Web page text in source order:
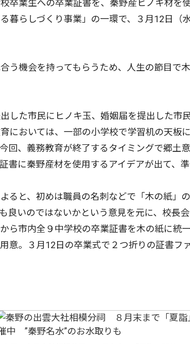
卒業生への卒業証書を、秦野産ヒノキ材を
暮らしづくり事業」の一環で、３月12日（
う機会を持ってもらうため、人生の節目で
した市民にヒノキ玉、婚姻届を提出した市
においては、一部の小学校で学習机の天板
回、義務教育が終了するタイミングで郷土
書に秦野産材を使用するアイデアが出て、準
ると、初めは職員の名刺などで「木の紙」
良いのではないかという意見を元に、校長
ら市内全９中学校の卒業証書を木の紙に統
意。３月12日の卒業式で２つ折りの証書フ